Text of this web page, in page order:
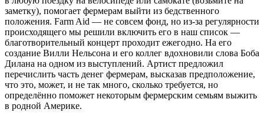
заметку), помогает фермерам выйти из бедственного
положения. Farm Aid — не совсем фонд, но из-за регулярности
происходящего мы решили включить его в наш список —
благотворительный концерт проходит ежегодно. На его
создание Вилли Нельсона и его коллег вдохновили слова Боба
Дилана на одном из выступлений. Артист предложил
перечислить часть денег фермерам, высказав предположение,
что это, может, и не так много, сколько требуется, но
определённо поможет некоторым фермерским семьям выжить
в родной Америке.